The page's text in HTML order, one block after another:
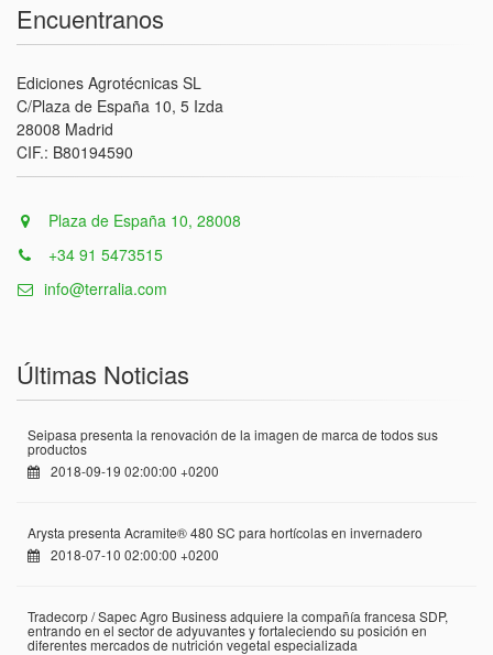
Encuentranos
Ediciones Agrotécnicas SL
C/Plaza de España 10, 5 Izda
28008 Madrid
CIF.: B80194590
Plaza de España 10, 28008
+34 91 5473515
info@terralia.com
Últimas Noticias
Seipasa presenta la renovación de la imagen de marca de todos sus
productos
2018-09-19 02:00:00 +0200
Arysta presenta Acramite® 480 SC para hortícolas en invernadero
2018-07-10 02:00:00 +0200
Tradecorp / Sapec Agro Business adquiere la compañía francesa SDP,
entrando en el sector de adyuvantes y fortaleciendo su posición en
diferentes mercados de nutrición vegetal especializada